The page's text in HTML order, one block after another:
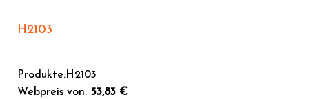
H2103
Produkte:H2103
Webpreis von: 53,83 €